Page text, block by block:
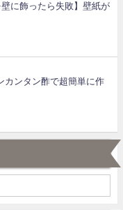
に飾ったら失敗】壁紙が
カンタン酢で超簡単に作